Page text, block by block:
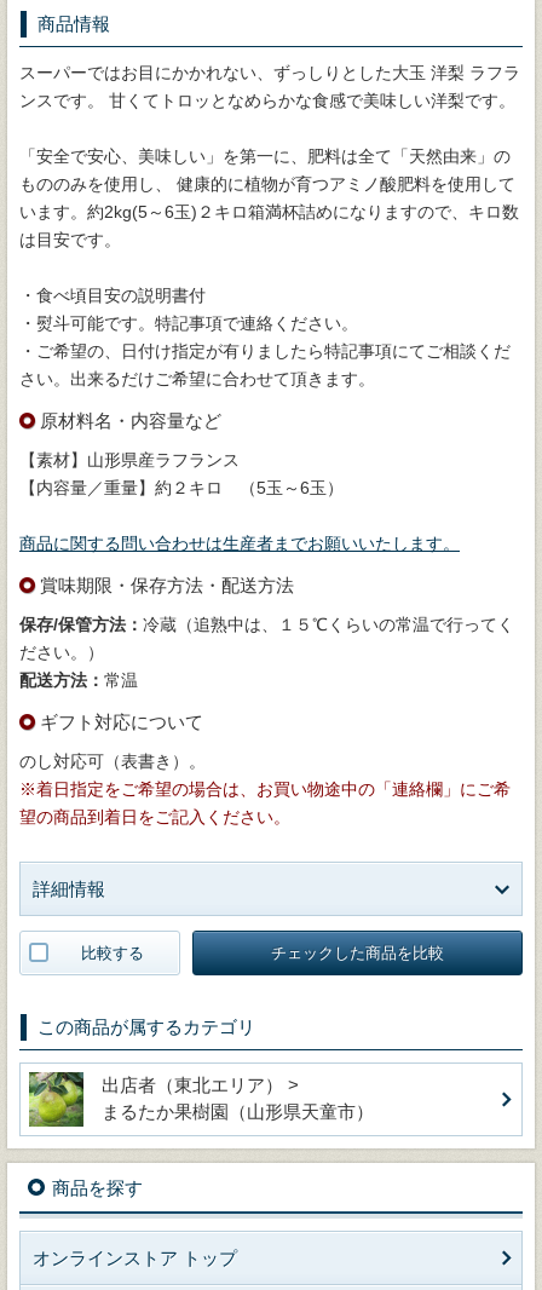
商品情報
スーパーではお目にかかれない、ずっしりとした大玉 洋梨 ラフラ
ンスです。 甘くてトロッとなめらかな食感で美味しい洋梨です。
「安全で安心、美味しい」を第一に、肥料は全て「天然由来」の
もののみを使用し、 健康的に植物が育つアミノ酸肥料を使用して
います。約2kg(5～6玉)２キロ箱満杯詰めになりますので、キロ数
は目安です。
・食べ頃目安の説明書付
・熨斗可能です。特記事項で連絡ください。
・ご希望の、日付け指定が有りましたら特記事項にてご相談くだ
さい。出来るだけご希望に合わせて頂きます。
原材料名・内容量など
【素材】山形県産ラフランス
【内容量／重量】約２キロ （5玉～6玉）
商品に関する問い合わせは生産者までお願いいたします。
賞味期限・保存方法・配送方法
保存/保管方法： 冷蔵（追熟中は、１５℃くらいの常温で行ってく
ださい。）
配送方法： 常温
ギフト対応について
のし対応可（表書き）。
※着日指定をご希望の場合は、お買い物途中の「連絡欄」にご希
望の商品到着日をご記入ください。
詳細情報
比較する チェックした商品を比較
この商品が属するカテゴリ
出店者（東北エリア） >
まるたか果樹園（山形県天童市）
商品を探す
オンラインストア トップ